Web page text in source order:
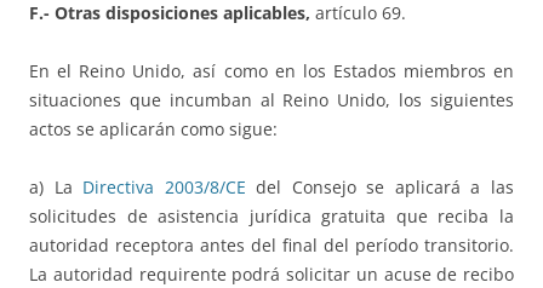
F.- Otras disposiciones aplicables, artículo 69.
En el Reino Unido, así como en los Estados miembros en
situaciones que incumban al Reino Unido, los siguientes
actos se aplicarán como sigue:
a) La Directiva 2003/8/CE del Consejo se aplicará a las
solicitudes de asistencia jurídica gratuita que reciba la
autoridad receptora antes del final del período transitorio.
La autoridad requirente podrá solicitar un acuse de recibo